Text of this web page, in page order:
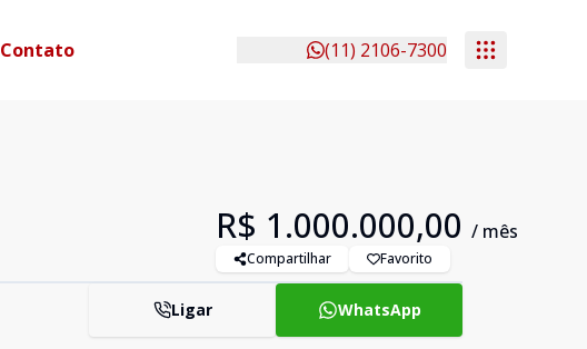
Contato (11) 2106-7300
R$ 1.000.000,00 / mês
Compartilhar Favorito
Ligar WhatsApp